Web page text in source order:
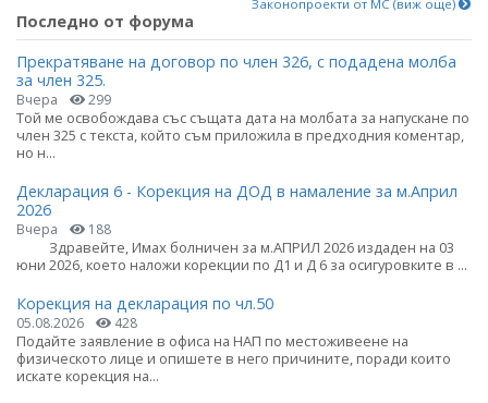
Законопроекти от МС (виж още)
Последно от форума
Прекратяване на договор по член 326, с подадена молба
за член 325.
Вчера 299
Той ме освобождава със същата дата на молбата за напускане по
член 325 с текста, който съм приложила в предходния коментар,
но н...
Декларация 6 - Корекция на ДОД в намаление за м.Април
2026
Вчера 188
Здравейте, Имах болничен за м.АПРИЛ 2026 издаден на 03
юни 2026, което наложи корекции по Д1 и Д 6 за осигуровките в ...
Корекция на декларация по чл.50
05.08.2026 428
Подайте заявление в офиса на НАП по местоживеене на
физическото лице и опишете в него причините, поради които
искате корекция на...